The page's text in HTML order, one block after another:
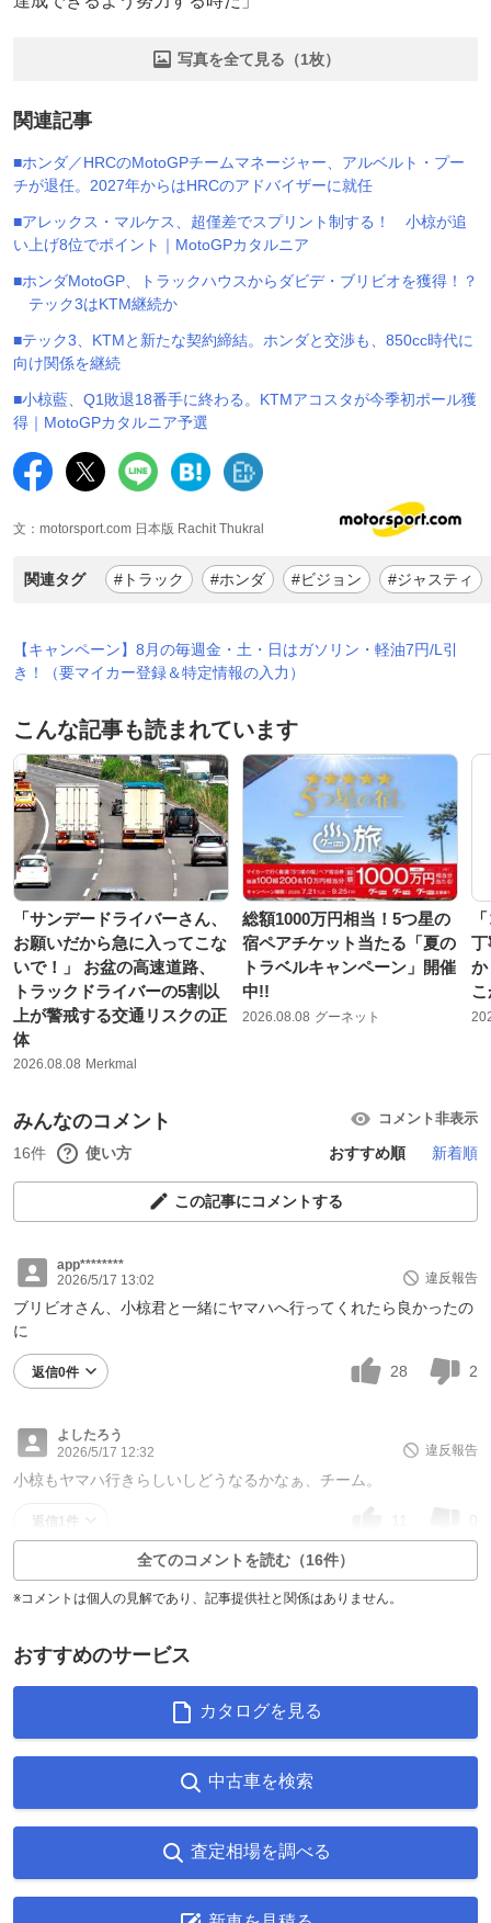
写真を全て見る（1枚）
関連記事
■ホンダ／HRCのMotoGPチームマネージャー、アルベルト・プー
チが退任。2027年からはHRCのアドバイザーに就任
■アレックス・マルケス、超僅差でスプリント制する！ 小椋が追
い上げ8位でポイント｜MotoGPカタルニア
■ホンダMotoGP、トラックハウスからダビデ・ブリビオを獲得！？
テック3はKTM継続か
■テック3、KTMと新たな契約締結。ホンダと交渉も、850cc時代に
向け関係を継続
■小椋藍、Q1敗退18番手に終わる。KTMアコスタが今季初ポール獲
得｜MotoGPカタルニア予選
文：motorsport.com 日本版 Rachit Thukral
関連タグ #トラック #ホンダ #ビジョン #ジャスティ
【キャンペーン】8月の毎週金・土・日はガソリン・軽油7円/L引
き！（要マイカー登録＆特定情報の入力）
こんな記事も読まれています
「サンデードライバーさん、
お願いだから急に入ってこな
いで！」 お盆の高速道路、
トラックドライバーの5割以
上が警戒する交通リスクの正
体
2026.08.08 Merkmal
総額1000万円相当！5つ星の
宿ペアチケット当たる「夏の
トラベルキャンペーン」開催
中!!
2026.08.08 グーネット
丁
みんなのコメント コメント非表示
16件 使い方 おすすめ順 新着順
この記事にコメントする
app********
2026/5/17 13:02
違反報告
ブリビオさん、小椋君と一緒にヤマハへ行ってくれたら良かったの
に
返信0件 28 2
よしたろう
2026/5/17 12:32
違反報告
小椋もヤマハ行きらしいしどうなるかなぁ、チーム。
返信1件
全てのコメントを読む（16件）
※コメントは個人の見解であり、記事提供社と関係はありません。
おすすめのサービス
カタログを見る
中古車を検索
査定相場を調べる